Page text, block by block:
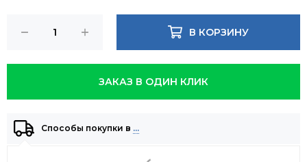
В КОРЗИНУ
ЗАКАЗ В ОДИН КЛИК
Способы покупки в …